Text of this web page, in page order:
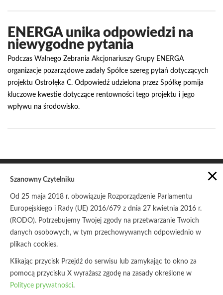
ENERGA unika odpowiedzi na
niewygodne pytania
Podczas Walnego Zebrania Akcjonariuszy Grupy ENERGA
organizacje pozarządowe zadały Spółce szereg pytań dotyczących
projektu Ostrołęka C. Odpowiedź udzielona przez Spółkę pomija
kluczowe kwestie dotyczące rentowności tego projektu i jego
wpływu na środowisko.
POLITYKA PRYWATNOŚCI ZASADY UDOSTĘPNIANIA
© Copyright 2017Stowarzyszenie Pracownia na rzecz
×
Szanowny Czytelniku
Od 25 maja 2018 r. obowiązuje Rozporządzenie Parlamentu
Europejskiego i Rady (UE) 2016/679 z dnia 27 kwietnia 2016 r.
(RODO). Potrzebujemy Twojej zgody na przetwarzanie Twoich
danych osobowych, w tym przechowywanych odpowiednio w
plikach cookies.
Klikając przycisk Przejdź do serwisu lub zamykając to okno za
pomocą przycisku X wyrażasz zgodę na zasady określone w
Polityce prywatności.